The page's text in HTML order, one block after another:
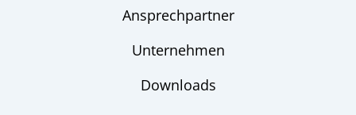
Ansprechpartner
Unternehmen
Downloads